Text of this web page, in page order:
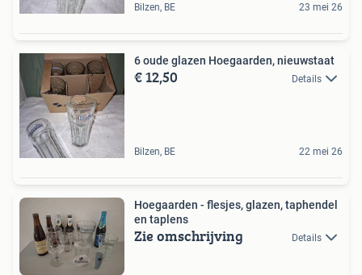
Bilzen, BE 23 mei 26
6 oude glazen Hoegaarden, nieuwstaat
€ 12,50 Details
Bilzen, BE 22 mei 26
Hoegaarden - flesjes, glazen, taphendel
en taplens
Zie omschrijving Details